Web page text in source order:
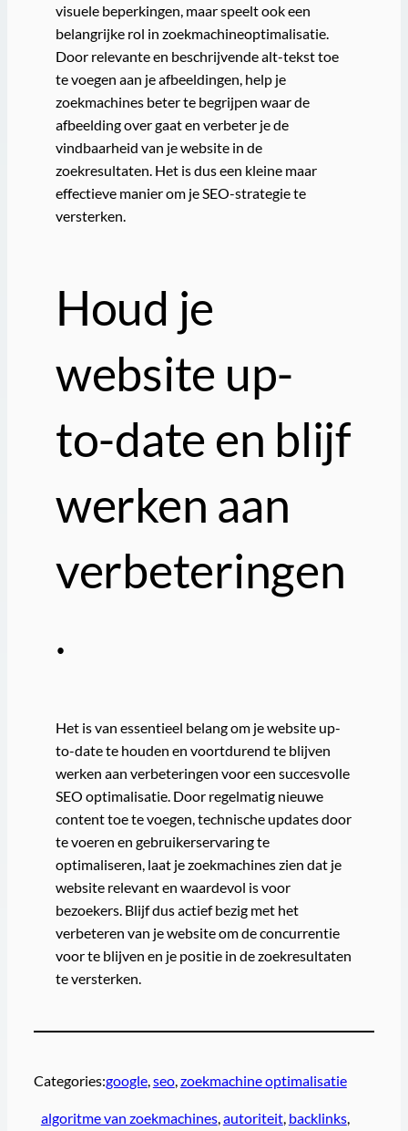
visuele beperkingen, maar speelt ook een
belangrijke rol in zoekmachineoptimalisatie.
Door relevante en beschrijvende alt-tekst toe
te voegen aan je afbeeldingen, help je
zoekmachines beter te begrijpen waar de
afbeelding over gaat en verbeter je de
vindbaarheid van je website in de
zoekresultaten. Het is dus een kleine maar
effectieve manier om je SEO-strategie te
versterken.
Houd je
website up-
to-date en blijf
werken aan
verbeteringen
.
Het is van essentieel belang om je website up-
to-date te houden en voortdurend te blijven
werken aan verbeteringen voor een succesvolle
SEO optimalisatie. Door regelmatig nieuwe
content toe te voegen, technische updates door
te voeren en gebruikerservaring te
optimaliseren, laat je zoekmachines zien dat je
website relevant en waardevol is voor
bezoekers. Blijf dus actief bezig met het
verbeteren van je website om de concurrentie
voor te blijven en je positie in de zoekresultaten
te versterken.
Categories:google, seo, zoekmachine optimalisatie
algoritme van zoekmachines, autoriteit, backlinks,